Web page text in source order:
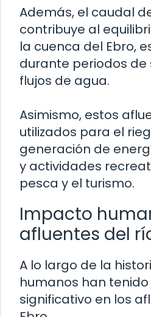
Además, el caudal
contribuye al
la cuenca del Ebro,
durante periodos de
flujos de agua.
Asimismo, estos
utilizados para el
generación de
y actividades
pesca y el turismo.
Impacto
afluentes del
A lo largo de la
humanos han
significativo en los